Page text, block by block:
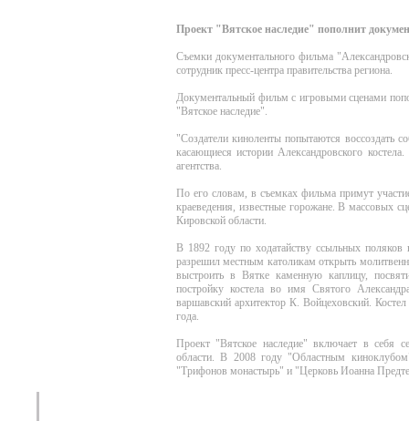
Проект "Вятское наследие" пополнит
Съемки документального фильма
сотрудник пресс-центра правительства региона.
Документальный фильм с игровыми сценами
"Вятское наследие".
"Создатели киноленты попытаются
касающиеся истории Александровского
агентства.
По его словам, в съемках фильма примут
краеведения, известные горожане. В массовых
Кировской области.
В 1892 году по ходатайству ссыльных поляков
разрешил местным католикам открыть
выстроить в Вятке каменную каплицу,
постройку костела во имя Святого
варшавский архитектор К. Войцеховский.
года.
Проект "Вятское наследие" включает в себя
области. В 2008 году "Областным
"Трифонов монастырь" и "Церковь Иоанна